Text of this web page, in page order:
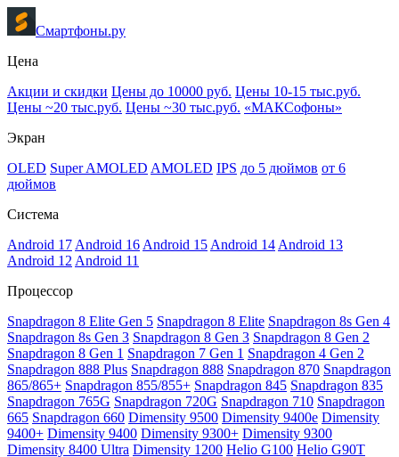
Смартфоны.ру
Цена
Акции и скидки Цены до 10000 руб. Цены 10-15 тыс.руб.
Цены ~20 тыс.руб. Цены ~30 тыс.руб. «МАКСофоны»
Экран
OLED Super AMOLED AMOLED IPS до 5 дюймов от 6
дюймов
Система
Android 17 Android 16 Android 15 Android 14 Android 13
Android 12 Android 11
Процессор
Snapdragon 8 Elite Gen 5 Snapdragon 8 Elite Snapdragon 8s Gen 4
Snapdragon 8s Gen 3 Snapdragon 8 Gen 3 Snapdragon 8 Gen 2
Snapdragon 8 Gen 1 Snapdragon 7 Gen 1 Snapdragon 4 Gen 2
Snapdragon 888 Plus Snapdragon 888 Snapdragon 870 Snapdragon
865/865+ Snapdragon 855/855+ Snapdragon 845 Snapdragon 835
Snapdragon 765G Snapdragon 720G Snapdragon 710 Snapdragon
665 Snapdragon 660 Dimensity 9500 Dimensity 9400e Dimensity
9400+ Dimensity 9400 Dimensity 9300+ Dimensity 9300
Dimensity 8400 Ultra Dimensity 1200 Helio G100 Helio G90T